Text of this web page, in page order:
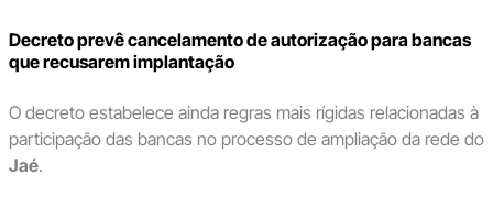
Decreto prevê cancelamento de autorização para bancas
que recusarem implantação
O decreto estabelece ainda regras mais rígidas relacionadas à
participação das bancas no processo de ampliação da rede do
Jaé.